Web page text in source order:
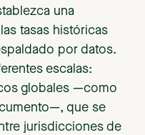
una
tasas históricas
por datos.
escalas:
globales —como
que se
jurisdicciones de